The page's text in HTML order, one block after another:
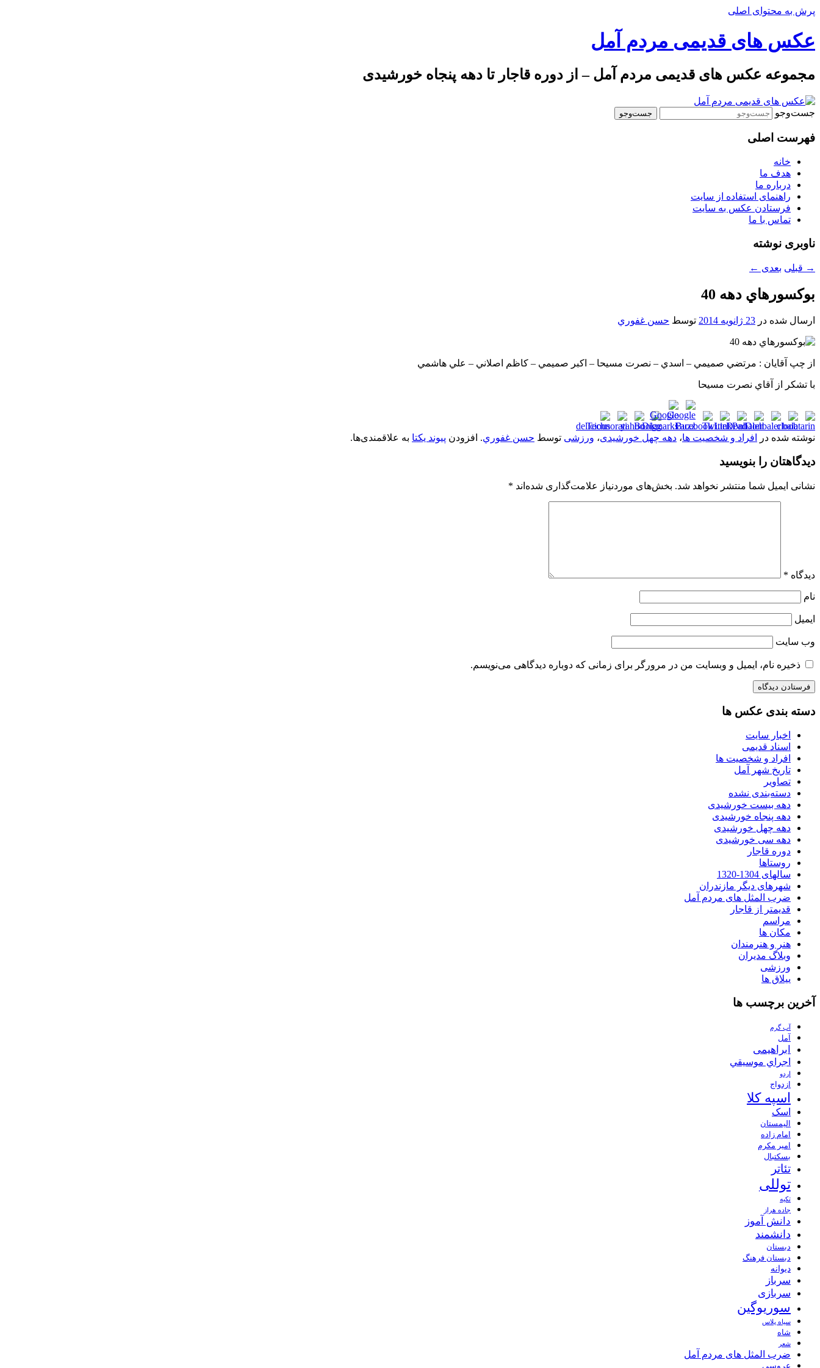
پرش به محتوای اصلی
عکس های قدیمی مردم آمل
مجموعه عکس های قدیمی مردم آمل – از دوره قاجار تا دهه پنجاه خورشیدی
جست‌وجو
فهرست اصلی
خانه
هدف ما
درباره ما
راهنمای استفاده از سایت
فرستادن عکس به سایت
تماس با ما
ناوبری نوشته
→ قبلی بعدی ←
بوکسورهاي دهه 40
ارسال شده در 23 ژانویه 2014 توسط حسن غفوري
از چپ آقايان : مرتضي صميمي – اسدي – نصرت مسيحا – اکبر صميمي – کاظم اصلاني – علي هاشمي
با تشکر از آقاي نصرت مسيحا
نوشته شده در افراد و شخصیت ها، دهه چهل خورشیدی، ورزشی توسط حسن غفوري. افزودن پیوند یکتا به علاقمندی‌ها.
دیدگاهتان را بنویسید
نشانی ایمیل شما منتشر نخواهد شد. بخش‌های موردنیاز علامت‌گذاری شده‌اند *
دیدگاه *
نام
ایمیل
وب‌ سایت
ذخیره نام، ایمیل و وبسایت من در مرورگر برای زمانی که دوباره دیدگاهی می‌نویسم.
دسته بندی عکس ها
اخبار سایت
اسناد قدیمی
افراد و شخصیت ها
تاریخ شهر آمل
تصاویر
دسته‌بندی نشده
دهه بیست خورشیدی
دهه پنجاه خورشیدی
دهه چهل خورشیدی
دهه سی خورشیدی
دوره قاجار
روستاها
سالهای 1304-1320
شهرهای دیگر مازندران
ضرب المثل های مردم آمل
قدیمتر از قاجار
مراسم
مکان ها
هنر و هنرمندان
وبلاگ مدیران
ورزشی
ییلاق ها
آخرین برچسب ها
آب گرم
آمل
ابراهیمی
اجراي موسيقي
اردو
ازدواج
اسپه کلا
اسک
الیمستان
امام زاده
امیر مکرم
بسکتبال
تئاتر
توللی
تکیه
جاده هراز
دانش آموز
دانشمند
دبستان
دبستان فرهنگ
دیوانه
سرباز
سربازی
سوریوگین
سیاه پلاس
شاه
شعر
ضرب المثل های مردم آمل
عروسی